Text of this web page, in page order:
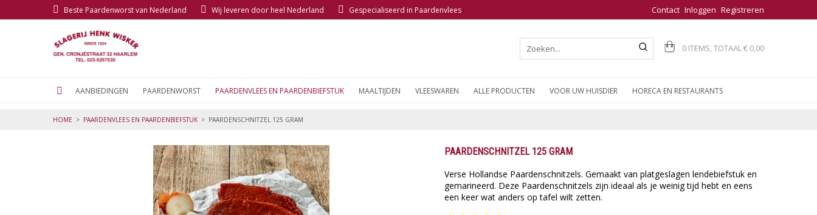
Beste Paardenworst van Nederland Wij leveren door heel Nederland Gespecialiseerd in Paardenvlees Contact Inloggen Registreren
0 ITEMS, TOTAAL€ 0,00
AANBIEDINGEN PAARDENWORST PAARDENVLEES EN PAARDENBIEFSTUK MAALTIJDEN VLEESWAREN ALLE PRODUCTEN VOOR UW HUISDIER HORECA EN RESTAURANTS
HOME > PAARDENVLEES EN PAARDENBIEFSTUK > PAARDENSCHNITZEL 125 GRAM
PAARDENSCHNITZEL 125 GRAM
Verse Hollandse Paardenschnitzels. Gemaakt van platgeslagen lendebiefstuk en
gemarineerd. Deze Paardenschnitzels zijn ideaal als je weinig tijd hebt en eens
een keer wat anders op tafel wilt zetten.